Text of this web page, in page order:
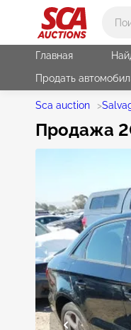
Главная
Продать
Sca auction >
Продажа